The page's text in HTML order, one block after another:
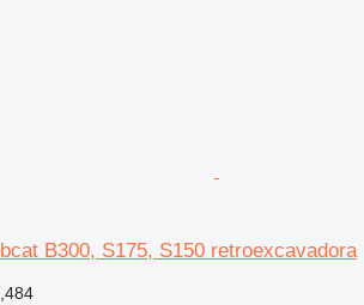
B300, S175, S150 retroexcavadora